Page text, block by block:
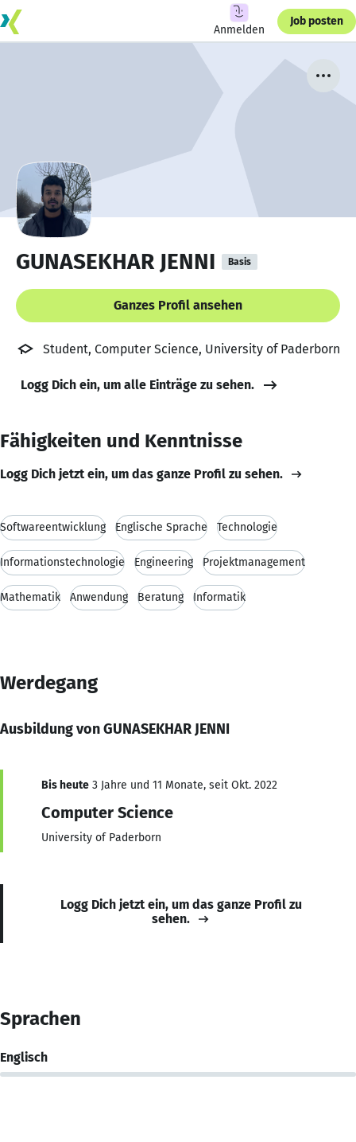
Anmelden
Job posten
GUNASEKHAR JENNI Basis
Ganzes Profil ansehen
Student, Computer Science, University of Paderborn
Logg Dich ein, um alle Einträge zu sehen.
Fähigkeiten und Kenntnisse
Logg Dich jetzt ein, um das ganze Profil zu sehen.
Softwareentwicklung Englische Sprache Technologie
Informationstechnologie Engineering Projektmanagement
Mathematik Anwendung Beratung Informatik
Werdegang
Ausbildung von GUNASEKHAR JENNI
Bis heute 3 Jahre und 11 Monate, seit Okt. 2022
Computer Science
University of Paderborn
Logg Dich jetzt ein, um das ganze Profil zu
sehen.
Sprachen
Englisch